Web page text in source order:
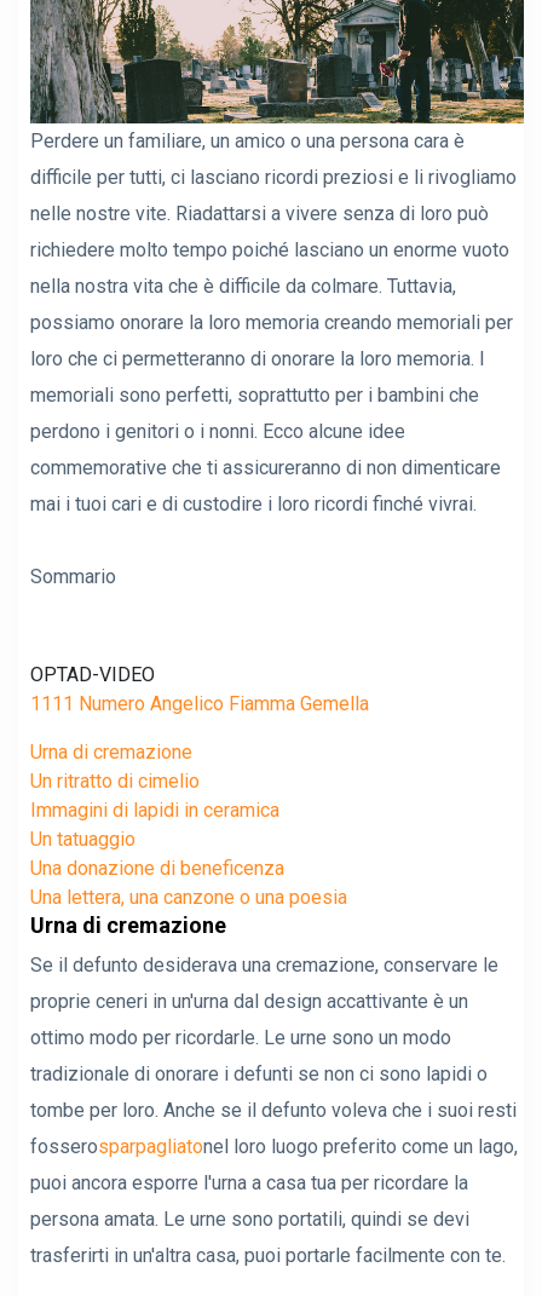
Perdere un familiare, un amico o una persona cara è
difficile per tutti, ci lasciano ricordi preziosi e li rivogliamo
nelle nostre vite. Riadattarsi a vivere senza di loro può
richiedere molto tempo poiché lasciano un enorme vuoto
nella nostra vita che è difficile da colmare. Tuttavia,
possiamo onorare la loro memoria creando memoriali per
loro che ci permetteranno di onorare la loro memoria. I
memoriali sono perfetti, soprattutto per i bambini che
perdono i genitori o i nonni. Ecco alcune idee
commemorative che ti assicureranno di non dimenticare
mai i tuoi cari e di custodire i loro ricordi finché vivrai.
Sommario
OPTAD-VIDEO
1111 Numero Angelico Fiamma Gemella
Urna di cremazione
Un ritratto di cimelio
Immagini di lapidi in ceramica
Un tatuaggio
Una donazione di beneficenza
Una lettera, una canzone o una poesia
Urna di cremazione
Se il defunto desiderava una cremazione, conservare le
proprie ceneri in un'urna dal design accattivante è un
ottimo modo per ricordarle. Le urne sono un modo
tradizionale di onorare i defunti se non ci sono lapidi o
tombe per loro. Anche se il defunto voleva che i suoi resti
fosserosparpagliatonel loro luogo preferito come un lago,
puoi ancora esporre l'urna a casa tua per ricordare la
persona amata. Le urne sono portatili, quindi se devi
trasferirti in un'altra casa, puoi portarle facilmente con te.